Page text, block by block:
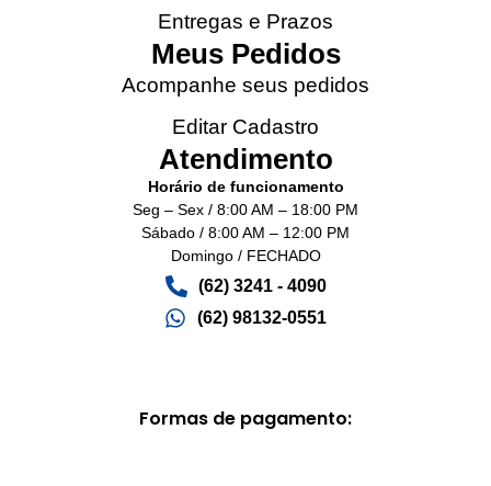
Entregas e Prazos
Meus Pedidos
Acompanhe seus pedidos
Editar Cadastro
Atendimento
Horário de funcionamento
Seg – Sex / 8:00 AM – 18:00 PM
Sábado / 8:00 AM – 12:00 PM
Domingo / FECHADO
(62) 3241 - 4090‬
(62) 98132-0551
Formas de pagamento: